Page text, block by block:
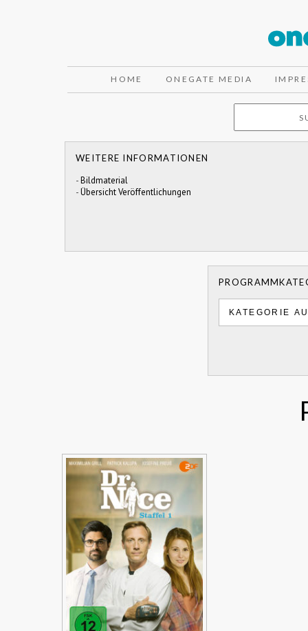
HOME ONEGATE MEDIA
WEITERE INFORMATIONEN
-Bildmaterial
-Übersicht Veröffentlichungen